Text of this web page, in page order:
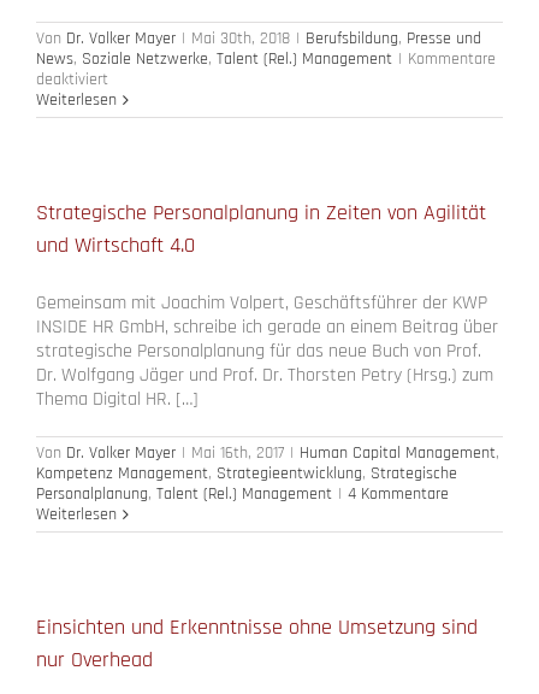
Von Dr. Volker Mayer | Mai 30th, 2018 | Berufsbildung, Presse und
News, Soziale Netzwerke, Talent (Rel.) Management | Kommentare
deaktiviertfür
Neuauflage
der
Weiterlesen
Strategische Personalplanung in Zeiten von Agilität
und Wirtschaft 4.0
Gemeinsam mit Joachim Volpert, Geschäftsführer der KWP
INSIDE HR GmbH, schreibe ich gerade an einem Beitrag über
strategische Personalplanung für das neue Buch von Prof.
Dr. Wolfgang Jäger und Prof. Dr. Thorsten Petry (Hrsg.) zum
Thema Digital HR. […]
Von Dr. Volker Mayer | Mai 16th, 2017 | Human Capital Management,
Kompetenz Management, Strategieentwicklung, Strategische
Personalplanung, Talent (Rel.) Management | 4 Kommentare
Weiterlesen
Einsichten und Erkenntnisse ohne Umsetzung sind
nur Overhead